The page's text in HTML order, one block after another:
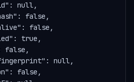
false,
false,
true,
null,
false,